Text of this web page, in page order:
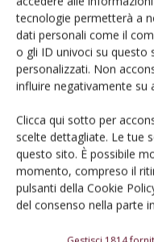
tecnologie permetterà a
dati personali come il
o gli ID univoci su questo
personalizzati. Non
influire negativamente su
Clicca qui sotto per
scelte dettagliate. Le tue
questo sito. È possibile
momento, compreso il
pulsanti della Cookie
del consenso nella parte
locali
La qualità dei vini
valutata con la
Università di Firenze,
semplificato,
informazioni su come i
percepiti in termini di
forniscono delle prime